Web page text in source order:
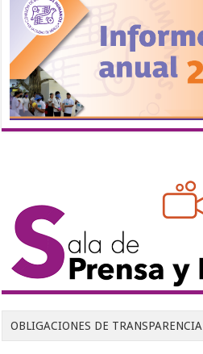
OBLIGACIONES DE TRANSPARENCIA